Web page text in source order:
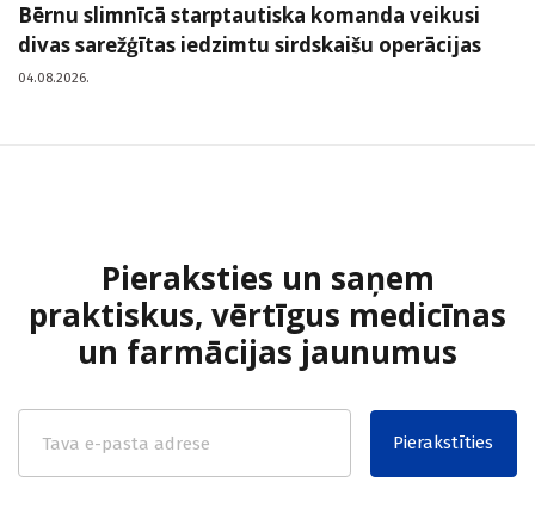
Bērnu slimnīcā starptautiska komanda veikusi
divas sarežģītas iedzimtu sirdskaišu operācijas
04.08.2026.
Pieraksties un saņem
praktiskus, vērtīgus medicīnas
un farmācijas jaunumus
Pierakstīties